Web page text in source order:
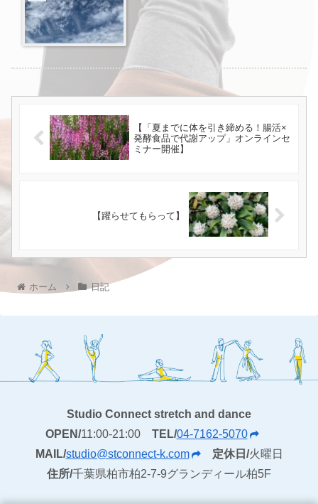
【「夏までに体を引き締める！腸活×
発酵食品で代謝アップ」オンラインセ
ミナー開催】
【躍らせてもらって】
ホーム 日記
Studio Connect stretch and dance
OPEN/11:00-21:00 TEL/04-7162-5070
MAIL/studio@stconnect-k.com 定休日/火曜日
住所/千葉県柏市柏2-7-9グランディール柏5F